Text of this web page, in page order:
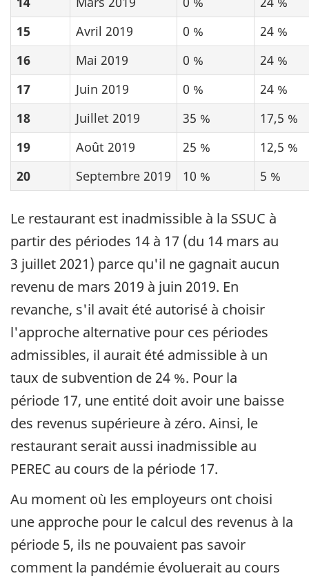
15
Avril 2019 0 %
24 %
16
Mai 2019 0 %
24 %
17
Juin 2019 0 %
24 %
18
Juillet 2019 35 %
17,5 %
19
Août 2019 25 %
12,5 %
20
Septembre 2019 10 % 5 %
Le restaurant est inadmissible à la SSUC à
partir des périodes 14 à 17 (du 14 mars au
3 juillet 2021) parce qu'il ne gagnait aucun
revenu de mars 2019 à juin 2019. En
revanche, s'il avait été autorisé à choisir
l'approche alternative pour ces périodes
admissibles, il aurait été admissible à un
taux de subvention de 24 %. Pour la
période 17, une entité doit avoir une baisse
des revenus supérieure à zéro. Ainsi, le
restaurant serait aussi inadmissible au
PEREC au cours de la période 17.
Au moment où les employeurs ont choisi
une approche pour le calcul des revenus à la
période 5, ils ne pouvaient pas savoir
comment la pandémie évoluerait au cours